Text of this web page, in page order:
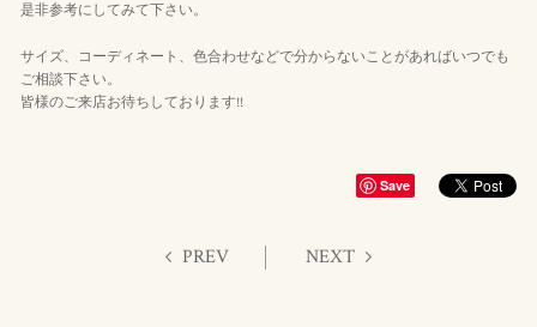
是非参考にしてみて下さい。
サイズ、コーディネート、色合わせなどで分からないことがあればいつでも
ご相談下さい。
皆様のご来店お待ちしております!!
Save
PREV NEXT